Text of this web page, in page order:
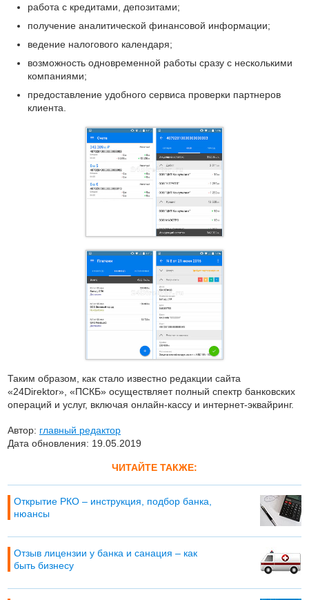
работа с кредитами, депозитами;
получение аналитической финансовой информации;
ведение налогового календаря;
возможность одновременной работы сразу с несколькими
компаниями;
предоставление удобного сервиса проверки партнеров
клиента.
Таким образом, как стало известно редакции сайта
«24Direktor», «ПСКБ» осуществляет полный спектр банковских
операций и услуг, включая онлайн-кассу и интернет-эквайринг.
Автор: главный редактор
Дата обновления: 19.05.2019
ЧИТАЙТЕ ТАКЖЕ:
Открытие РКО – инструкция, подбор банка,
нюансы
Отзыв лицензии у банка и санация – как
быть бизнесу